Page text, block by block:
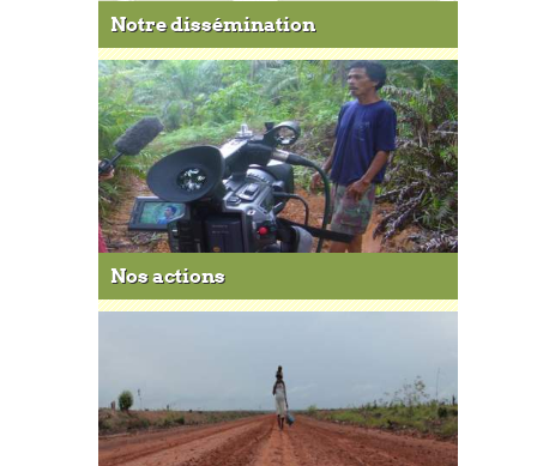
Notre dissémination
Nos actions